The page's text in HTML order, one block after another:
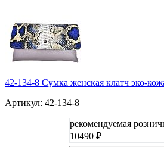
42-134-8 Сумка женская клатч эко-
Артикул: 42-134-8
рекомендуемая
10490 ₽